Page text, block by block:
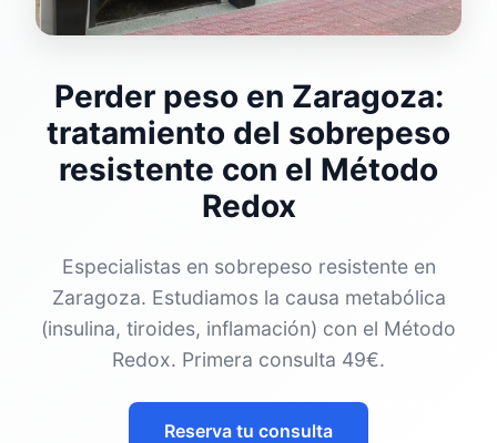
Perder peso en Zaragoza:
tratamiento del sobrepeso
resistente con el Método
Redox
Especialistas en sobrepeso resistente en
Zaragoza. Estudiamos la causa metabólica
(insulina, tiroides, inflamación) con el Método
Redox. Primera consulta 49€.
Reserva tu consulta